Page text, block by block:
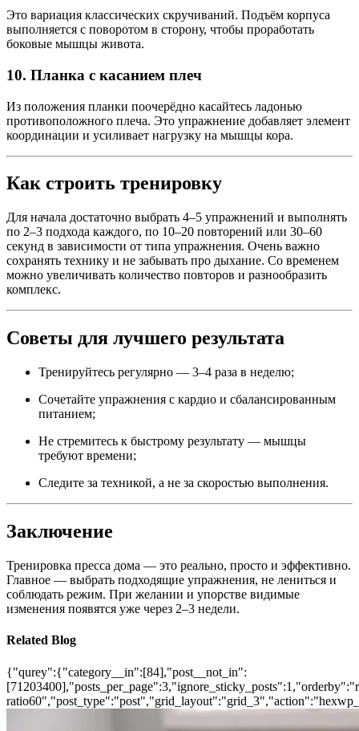
Это вариация классических скручиваний. Подъём корпуса
выполняется с поворотом в сторону, чтобы проработать
боковые мышцы живота.
10. Планка с касанием плеч
Из положения планки поочерёдно касайтесь ладонью
противоположного плеча. Это упражнение добавляет элемент
координации и усиливает нагрузку на мышцы кора.
Как строить тренировку
Для начала достаточно выбрать 4–5 упражнений и выполнять
по 2–3 подхода каждого, по 10–20 повторений или 30–60
секунд в зависимости от типа упражнения. Очень важно
сохранять технику и не забывать про дыхание. Со временем
можно увеличивать количество повторов и разнообразить
комплекс.
Советы для лучшего результата
Тренируйтесь регулярно — 3–4 раза в неделю;
Сочетайте упражнения с кардио и сбалансированным
питанием;
Не стремитесь к быстрому результату — мышцы
требуют времени;
Следите за техникой, а не за скоростью выполнения.
Заключение
Тренировка пресса дома — это реально, просто и эффективно.
Главное — выбрать подходящие упражнения, не лениться и
соблюдать режим. При желании и упорстве видимые
изменения появятся уже через 2–3 недели.
Related Blog
{"qurey":{"category__in":[84],"post__not_in":